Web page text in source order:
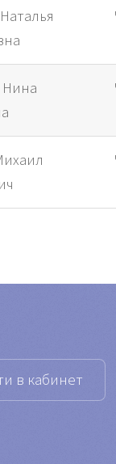
Нина
в кабинет